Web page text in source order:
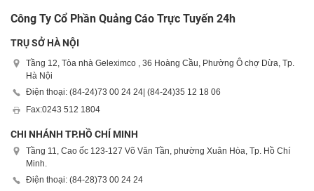
Công Ty Cổ Phần Quảng Cáo Trực Tuyến 24h
TRỤ SỞ HÀ NỘI
Tầng 12, Tòa nhà Geleximco , 36 Hoàng Cầu, Phường Ô chợ Dừa, Tp.
Hà Nội
Điện thoại: (84-24)73 00 24 24 | (84-24)35 12 18 06
Fax:0243 512 1804
CHI NHÁNH TP.HỒ CHÍ MINH
Tầng 11, Cao ốc 123-127 Võ Văn Tần, phường Xuân Hòa, Tp. Hồ Chí
Minh.
Điện thoại: (84-28)73 00 24 24